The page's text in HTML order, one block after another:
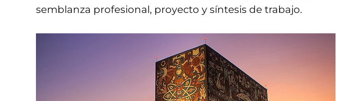
semblanza profesional, proyecto y síntesis de trabajo.